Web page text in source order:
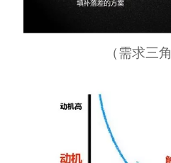
（需求三